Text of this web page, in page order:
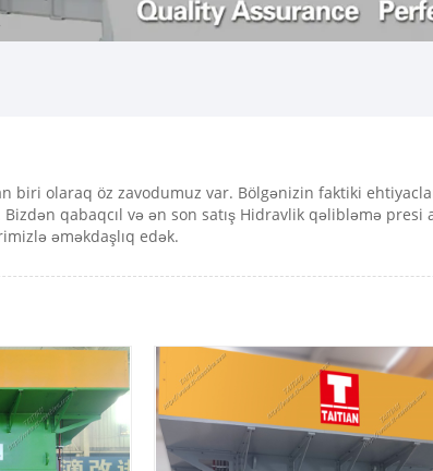
biri olaraq öz zavodumuz var. Bölgənizin faktiki
qabaqcıl və ən son satış Hidravlik qəlibləmə
əməkdaşlıq edək.